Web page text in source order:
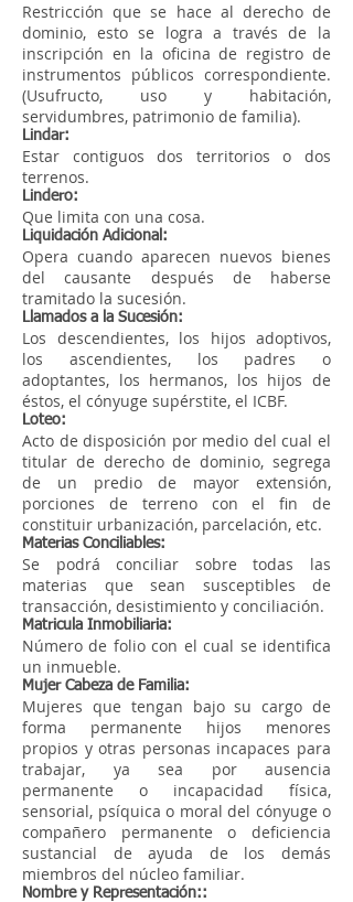
Restricción que se hace al derecho de
dominio, esto se logra a través de la
inscripción en la oficina de registro de
instrumentos públicos correspondiente.
(Usufructo, uso y habitación,
servidumbres, patrimonio de familia).
Lindar:
Estar contiguos dos territorios o dos
terrenos.
Lindero:
Que limita con una cosa.
Liquidación Adicional:
Opera cuando aparecen nuevos bienes
del causante después de haberse
tramitado la sucesión.
Llamados a la Sucesión:
Los descendientes, los hijos adoptivos,
los ascendientes, los padres o
adoptantes, los hermanos, los hijos de
éstos, el cónyuge supérstite, el ICBF.
Loteo:
Acto de disposición por medio del cual el
titular de derecho de dominio, segrega
de un predio de mayor extensión,
porciones de terreno con el fin de
constituir urbanización, parcelación, etc.
Materias Conciliables:
Se podrá conciliar sobre todas las
materias que sean susceptibles de
transacción, desistimiento y conciliación.
Matricula Inmobiliaria:
Número de folio con el cual se identifica
un inmueble.
Mujer Cabeza de Familia:
Mujeres que tengan bajo su cargo de
forma permanente hijos menores
propios y otras personas incapaces para
trabajar, ya sea por ausencia
permanente o incapacidad física,
sensorial, psíquica o moral del cónyuge o
compañero permanente o deficiencia
sustancial de ayuda de los demás
miembros del núcleo familiar.
Nombre y Representación::